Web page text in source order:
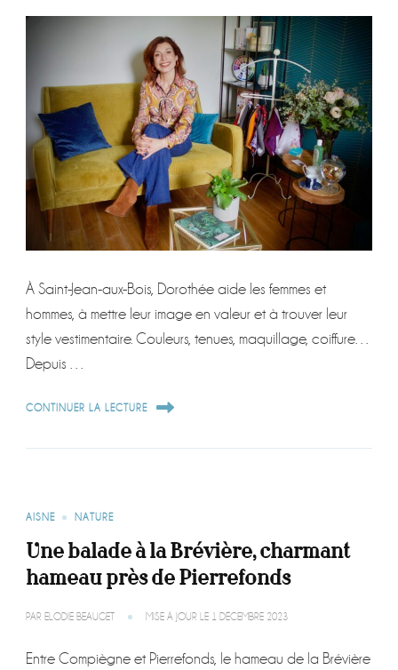
À Saint-Jean-aux-Bois, Dorothée aide les femmes et
hommes, à mettre leur image en valeur et à trouver leur
style vestimentaire. Couleurs, tenues, maquillage, coiffure…
Depuis …
CONTINUER LA LECTURE
AISNE NATURE
Une balade à la Brévière, charmant
hameau près de Pierrefonds
PAR ELODIE BEAUGET MISE À JOUR LE 1 DÉCEMBRE 2023
Entre Compiègne et Pierrefonds, le hameau de la Brévière